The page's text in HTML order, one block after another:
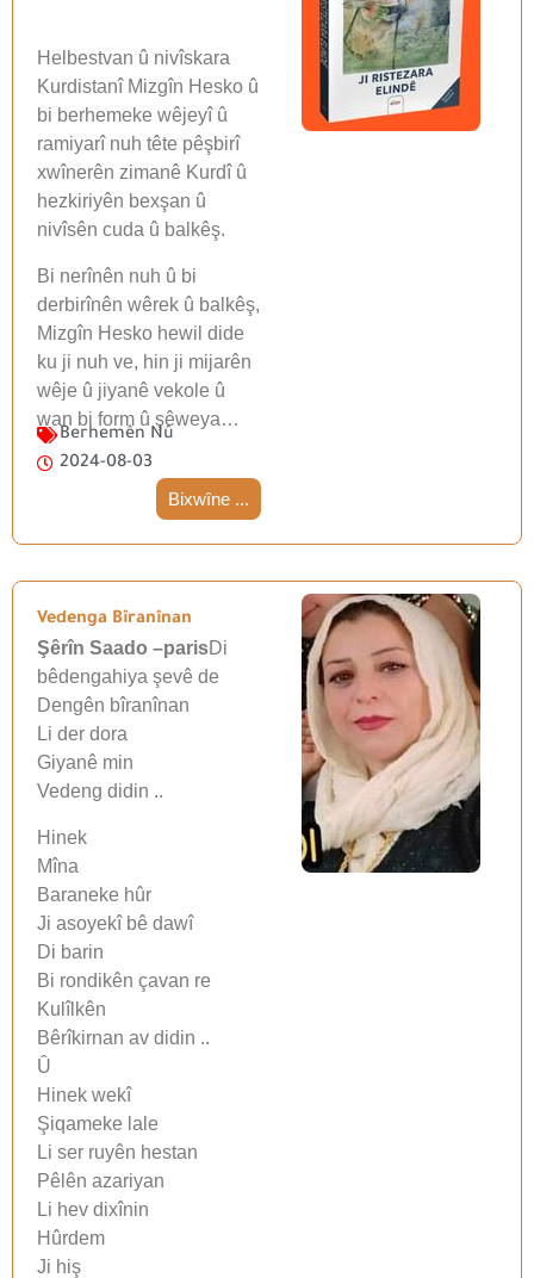
Helbestvan û nivîskara
Kurdistanî Mizgîn Hesko û
bi berhemeke wêjeyî û
ramiyarî nuh tête pêşbirî
xwînerên zimanê Kurdî û
hezkiriyên bexşan û
nivîsên cuda û balkêş.
Bi nerînên nuh û bi
derbirînên wêrek û balkêş,
Mizgîn Hesko hewil dide
ku ji nuh ve, hin ji mijarên
wêje û jiyanê vekole û
wan bi form û şêweya…
Berhemên Nû
2024-08-03
Bixwîne ...
Vedenga Bîranînan
Şêrîn Saado –parisDi
bêdengahiya şevê de
Dengên bîranînan
Li der dora
Giyanê min
Vedeng didin ..
Hinek
Mîna
Baraneke hûr
Ji asoyekî bê dawî
Di barin
Bi rondikên çavan re
Kulîlkên
Bêrîkirnan av didin ..
Û
Hinek wekî
Şiqameke lale
Li ser ruyên hestan
Pêlên azariyan
Li hev dixînin
Hûrdem
Ji hiş